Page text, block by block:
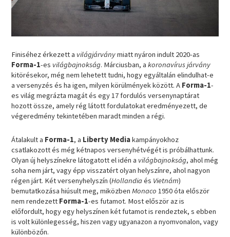
Finiséhez érkezett a világjárványmiatt nyáron indult 2020-as
Forma-1-es világbajnokság. Márciusban, akoronavírus járvány
kitörésekor, még nem lehetett tudni, hogy egyáltalán elindulhat-e
a versenyzés és ha igen, milyen körülmények között. A Forma-1-
es világ megrázta magát és egy 17 fordulós versenynaptárat
hozott össze, amely rég látott fordulatokat eredményezett, de
végeredmény tekintetében maradt minden a régi.
Átalakult a Forma-1, a Liberty Mediakampányokhoz
csatlakozott és még kétnapos versenyhétvégét is próbálhattunk.
Olyan új helyszínekre látogatott el idén a világbajnokság, ahol még
soha nem járt, vagy épp visszatért olyan helyszínre, ahol nagyon
régen járt. Két versenyhelyszín (Hollandiaés Vietnám)
bemutatkozása hiúsult meg, miközbenMonaco 1950 óta először
nem rendezett Forma-1-es futamot. Most először az is
előfordult, hogy egy helyszínen két futamot is rendeztek, s ebben
is volt különlegesség, hiszen vagy ugyanazon a nyomvonalon, vagy
különbözőn.